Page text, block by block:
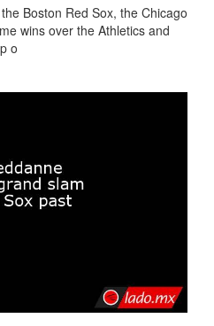
Boston Red Sox, the Chicago
wins over the Athletics and
o